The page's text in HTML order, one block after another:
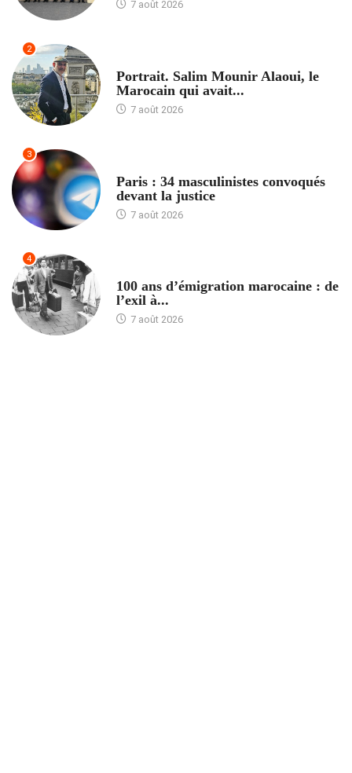
7 août 2026
2
Portrait. Salim Mounir Alaoui, le
Marocain qui avait...
7 août 2026
3
Paris : 34 masculinistes convoqués
devant la justice
7 août 2026
4
100 ans d’émigration marocaine : de
l’exil à...
7 août 2026